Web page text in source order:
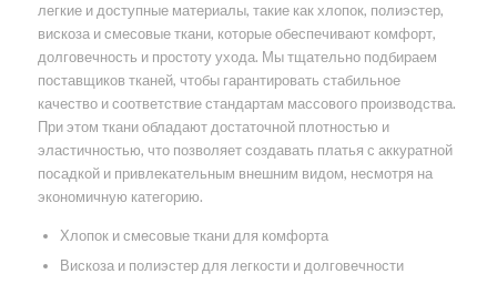
легкие и доступные материалы, такие как хлопок, полиэстер,
вискоза и смесовые ткани, которые обеспечивают комфорт,
долговечность и простоту ухода. Мы тщательно подбираем
поставщиков тканей, чтобы гарантировать стабильное
качество и соответствие стандартам массового производства.
При этом ткани обладают достаточной плотностью и
эластичностью, что позволяет создавать платья с аккуратной
посадкой и привлекательным внешним видом, несмотря на
экономичную категорию.
Хлопок и смесовые ткани для комфорта
Вискоза и полиэстер для легкости и долговечности